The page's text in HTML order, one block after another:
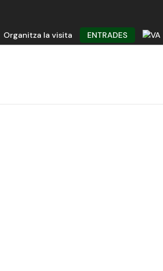
Organitza la visita ENTRADES